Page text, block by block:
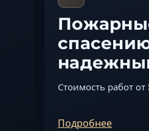
Стоимость работ от
Подробнее